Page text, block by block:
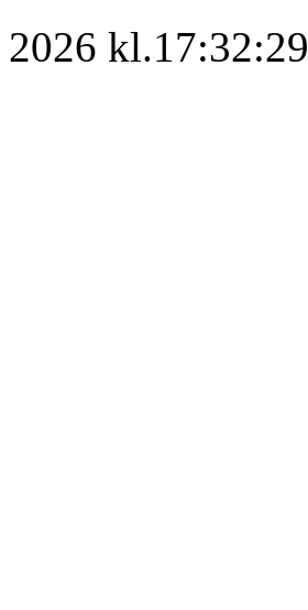
2026 kl.17:32:29